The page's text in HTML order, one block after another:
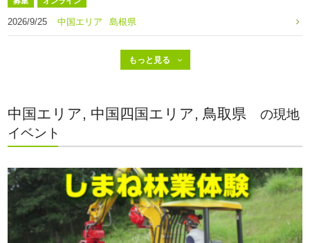
2026/9/25 中国エリア 島根県
中国エリア, 中国四国エリア, 鳥取県
の現地
イベント